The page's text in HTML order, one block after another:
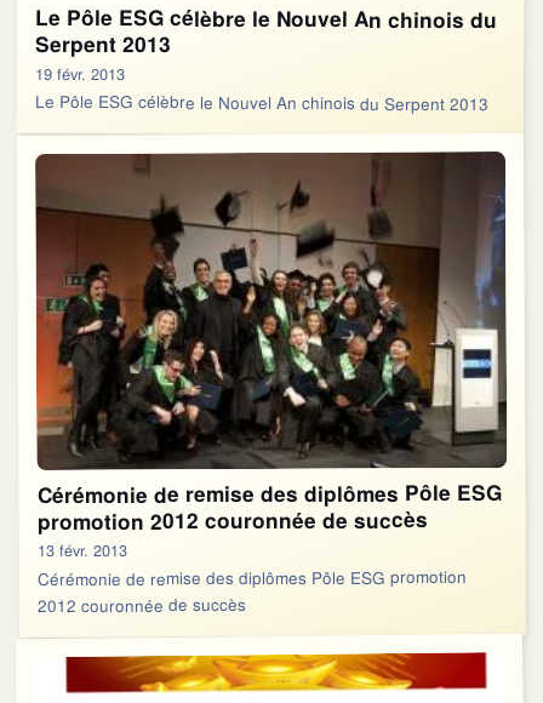
Le Pôle ESG célèbre le Nouvel An chinois du
Serpent 2013
19 févr. 2013
Le Pôle ESG célèbre le Nouvel An chinois du Serpent 2013
Cérémonie de remise des diplômes Pôle ESG
promotion 2012 couronnée de succès
13 févr. 2013
Cérémonie de remise des diplômes Pôle ESG promotion
2012 couronnée de succès